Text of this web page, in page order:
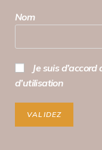
Nom
Je suis
d’utilisation